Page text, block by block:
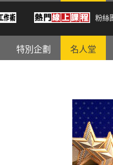
粉絲
特別企劃 名人堂